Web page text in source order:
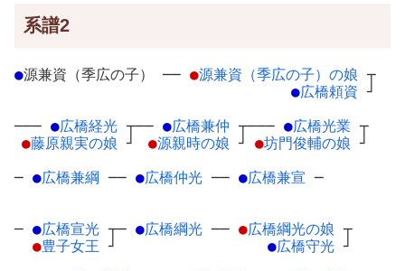
系譜2
●源兼資（季広の子） ── ●源兼資（季広の子）の娘 ┬
●広橋頼資 ┘
─── ●広橋経光 ┬
●藤原親実の娘 ┘
── ●広橋兼仲 ┬
●源親時の娘 ┘
─── ●広橋光業 ┬
●坊門俊輔の娘 ┘
─ ●広橋兼綱 ── ●広橋仲光 ── ●広橋兼宣 ─
─ ●広橋宣光 ┬
●豊子女王 ┘
─ ●広橋綱光 ── ●広橋綱光の娘 ┬
●広橋守光 ┘